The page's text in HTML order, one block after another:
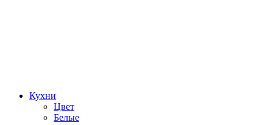
Кухни
Цвет
Белые